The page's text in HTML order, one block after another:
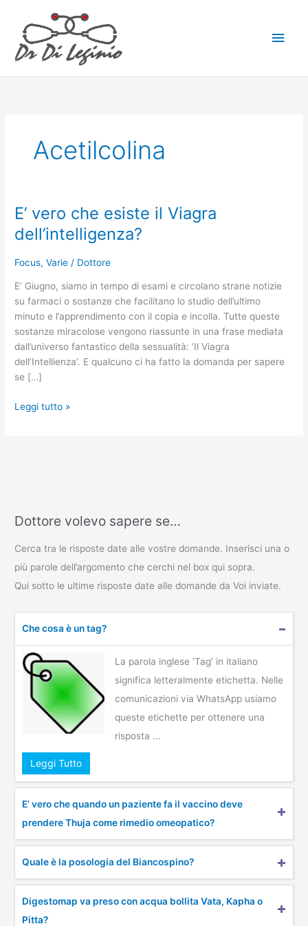
contenuto
Acetilcolina
E’ vero che esiste il Viagra
dell’intelligenza?
Focus,Varie / Dottore
E’ Giugno, siamo in tempo di esami e circolano strane notizie
su farmaci o sostanze che facilitano lo studio dell’ultimo
minuto e l’apprendimento con il copia e incolla. Tutte queste
sostanze miracolose vengono riassunte in una frase mediata
dall’universo fantastico della sessualità: ‘Il Viagra
dell’Intellienza’. E qualcuno ci ha fatto la domanda per sapere
se […]
E’
vero
che
Viagra
dell’intelligenza?
Leggi tutto »
Dottore volevo sapere se…
Cerca tra le risposte date alle vostre domande. Inserisci una o
più parole dell’argomento che cerchi nel box qui sopra.
Qui sotto le ultime risposte date alle domande da Voi inviate.
Che cosa è un tag?
La parola inglese ‘Tag’ in italiano
significa letteralmente etichetta. Nelle
comunicazioni via WhatsApp usiamo
queste etichette per ottenere una
risposta …
Leggi Tutto
E’ vero che quando un paziente fa il vaccino deve
prendere Thuja come rimedio omeopatico?
Quale è la posologia del Biancospino?
Digestomap va preso con acqua bollita Vata, Kapha o
Pitta?